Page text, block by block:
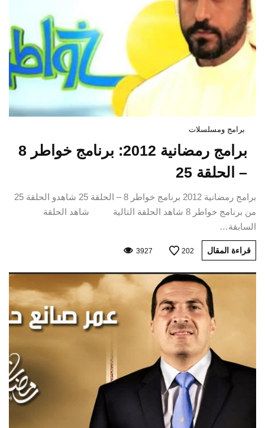
برامج ومسلسلات
برامج رمضانية 2012: برنامج خواطر 8
– الحلقة 25
برامج رمضانية 2012 برنامج خواطر 8 – الحلقة 25 شاهدو الحلقة 25
من برنامج خواطر 8 شاهد الحلقة التالية شاهد الحلقة
السابقة…
قراءة المقال 202
3927